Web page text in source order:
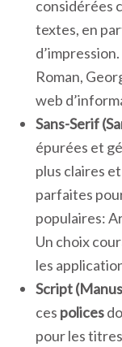
considérées
textes, en
Roman,
web
Sans-Serif
épurées et
plus claires
parfaites
populaires:
Un choix
les
Script
ces polices
pour les